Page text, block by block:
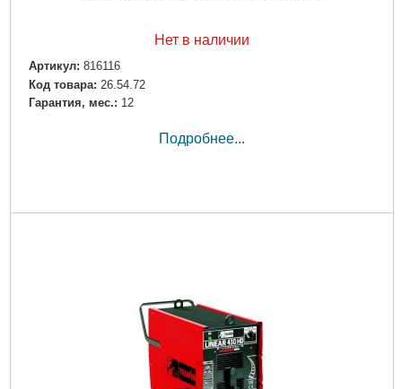
Нет в наличии
Артикул: 816116
Код товара: 26.54.72
Гарантия, мес.: 12
Подробнее...